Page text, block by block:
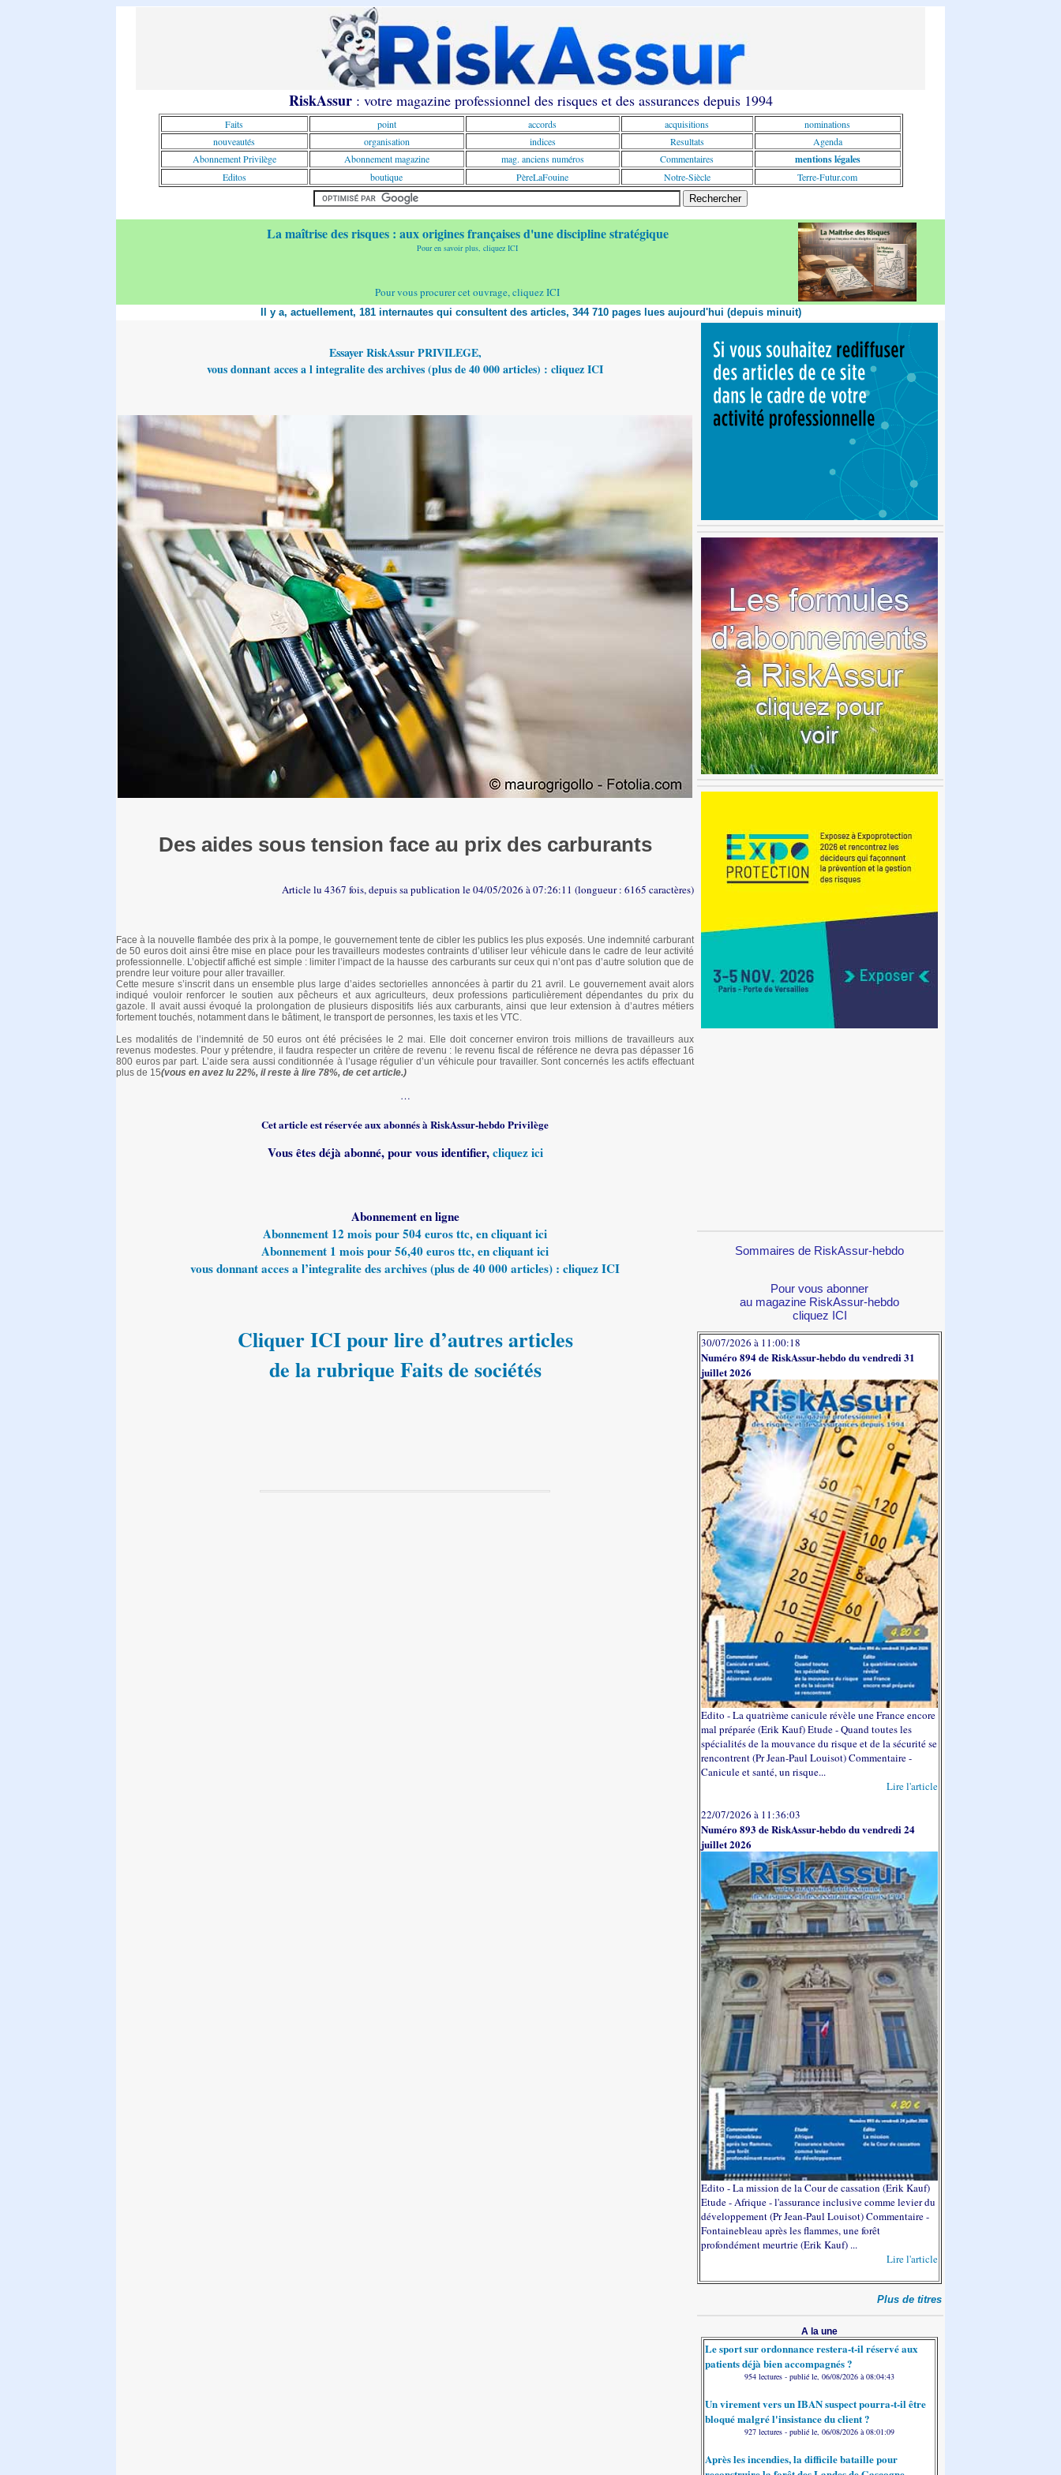
RiskAssur: votre magazine professionnel des risques et des assurances depuis 1994
Faits point accords acquisitions
nominations
nouveautés
organisation indices Resultats
Agenda
Abonnement Privilège
Abonnement magazine mag. anciens numéros Commentaires mentions légales
Editos boutique PèreLaFouine Notre-Siècle Terre-Futur.com
La maîtrise des risques : aux origines françaises d'une discipline stratégique
Pour en savoir plus, cliquez ICI
Pour vous procurer cet ouvrage, cliquez ICI
Il y a, actuellement, 181 internautes qui consultent des articles, 344 710 pages lues aujourd'hui (depuis minuit)
Essayer RiskAssur PRIVILEGE,
vous donnant acces a l integralite des archives (plus de 40 000 articles) : cliquez ICI
Des aides sous tension face au prix des carburants
Article lu 4367 fois, depuis sa publication le 04/05/2026 à 07:26:11 (longueur : 6165 caractères)
Face à la nouvelle flambée des prix à la pompe, le gouvernement tente de cibler les publics les plus exposés. Une indemnité carburant
de 50 euros doit ainsi être mise en place pour les travailleurs modestes contraints d’utiliser leur véhicule dans le cadre de leur activité
professionnelle. L’objectif affiché est simple : limiter l’impact de la hausse des carburants sur ceux qui n’ont pas d’autre solution que de
prendre leur voiture pour aller travailler.
Cette mesure s’inscrit dans un ensemble plus large d’aides sectorielles annoncées à partir du 21 avril. Le gouvernement avait alors
indiqué vouloir renforcer le soutien aux pêcheurs et aux agriculteurs, deux professions particulièrement dépendantes du prix du
gazole. Il avait aussi évoqué la prolongation de plusieurs dispositifs liés aux carburants, ainsi que leur extension à d’autres métiers
fortement touchés, notamment dans le bâtiment, le transport de personnes, les taxis et les VTC.
Les modalités de l’indemnité de 50 euros ont été précisées le 2 mai. Elle doit concerner environ trois millions de travailleurs aux
revenus modestes. Pour y prétendre, il faudra respecter un critère de revenu : le revenu fiscal de référence ne devra pas dépasser 16
800 euros par part. L’aide sera aussi conditionnée à l’usage régulier d’un véhicule pour travailler. Sont concernés les actifs effectuant
plus de 15(vous en avez lu 22%, il reste à lire 78%, de cet article.)
…
Cet article est réservée aux abonnés à RiskAssur-hebdo Privilège
Vous êtes déjà abonné, pour vous identifier,cliquez ici
Abonnement en ligne
Abonnement 12 mois pour 504 euros ttc, en cliquant ici
Abonnement 1 mois pour 56,40 euros ttc, en cliquant ici
vous donnant acces a l’integralite des archives (plus de 40 000 articles) : cliquez ICI
Cliquer ICI pour lire d’autres articles
de la rubrique Faits de sociétés
Sommaires de RiskAssur-hebdo
Pour vous abonner
au magazine RiskAssur-hebdo
cliquez ICI
30/07/2026 à 11:00:18
Numéro 894 de RiskAssur-hebdo du vendredi 31
juillet 2026
Edito - La quatrième canicule révèle une France encore
mal préparée (Erik Kauf) Etude - Quand toutes les
spécialités de la mouvance du risque et de la sécurité se
rencontrent (Pr Jean-Paul Louisot) Commentaire -
Canicule et santé, un risque...
Lire l'article
22/07/2026 à 11:36:03
Numéro 893 de RiskAssur-hebdo du vendredi 24
juillet 2026
Edito - La mission de la Cour de cassation (Erik Kauf)
Etude - Afrique - l'assurance inclusive comme levier du
développement (Pr Jean-Paul Louisot) Commentaire -
Fontainebleau après les flammes, une forêt
profondément meurtrie (Erik Kauf) ...
Lire l'article
Plus de titres
A la une
Le sport sur ordonnance restera-t-il réservé aux
patients déjà bien accompagnés ?
954 lectures - publié le, 06/08/2026 à 08:04:43
Un virement vers un IBAN suspect pourra-t-il être
bloqué malgré l'insistance du client ?
927 lectures - publié le, 06/08/2026 à 08:01:09
Après les incendies, la difficile bataille pour